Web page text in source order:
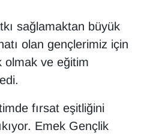
sağlamaktan büyük
olan gençlerimiz için
olmak ve eğitim
fırsat eşitliğini
Emek Gençlik